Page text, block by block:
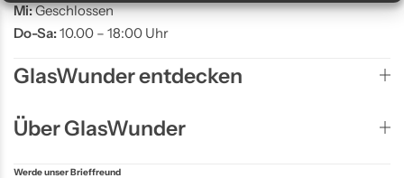
Mi:Geschlossen
Do-Sa:10.00 – 18:00 Uhr
GlasWunder entdecken
Über GlasWunder
Werde unser Brieffreund